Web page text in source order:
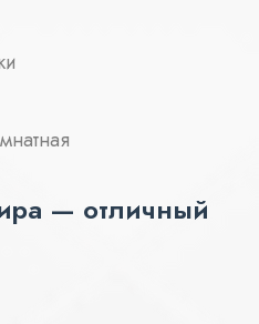
— отличный